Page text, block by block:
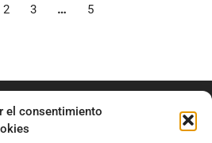
el consentimiento
2 3 … 5